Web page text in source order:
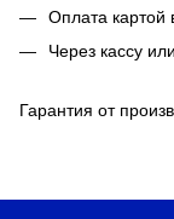
Оплата картой
Через кассу
Гарантия от